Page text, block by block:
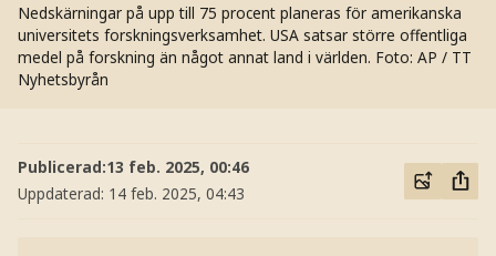
Nedskärningar på upp till 75 procent planeras för amerikanska
universitets forskningsverksamhet. USA satsar större offentliga
medel på forskning än något annat land i världen. Foto: AP / TT
Nyhetsbyrån
Publicerad:13 feb. 2025, 00:46
Uppdaterad: 14 feb. 2025, 04:43